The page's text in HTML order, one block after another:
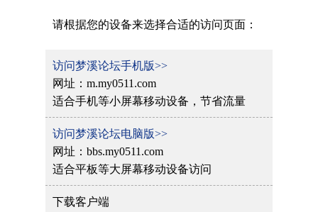
请根据您的设备来选择合适的访问页面：
访问梦溪论坛手机版>>
网址：m.my0511.com
适合手机等小屏幕移动设备，节省流量
访问梦溪论坛电脑版>>
网址：bbs.my0511.com
适合平板等大屏幕移动设备访问
下载客户端